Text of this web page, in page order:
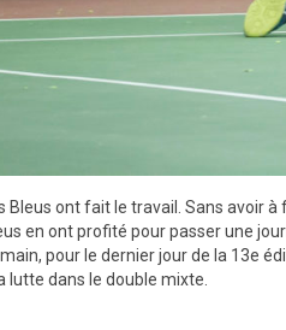
Bleus ont fait le travail. Sans avoir à
en ont profité pour passer une
pour le dernier jour de la 13e
lutte dans le double mixte.